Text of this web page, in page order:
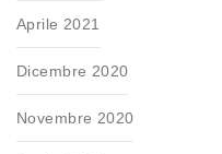
Aprile 2021
Dicembre 2020
Novembre 2020